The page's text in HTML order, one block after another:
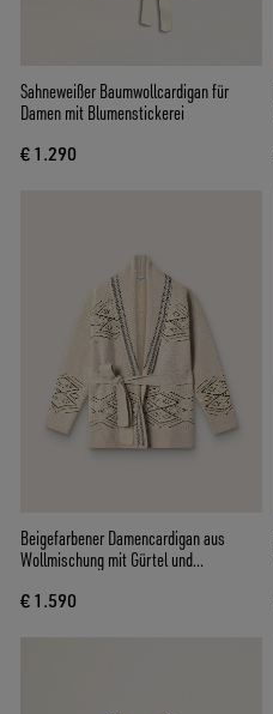
Sahneweißer Baumwollcardigan für
Damen mit Blumenstickerei
€ 1.290
Beigefarbener Damencardigan aus
Wollmischung mit Gürtel und
€ 1.590